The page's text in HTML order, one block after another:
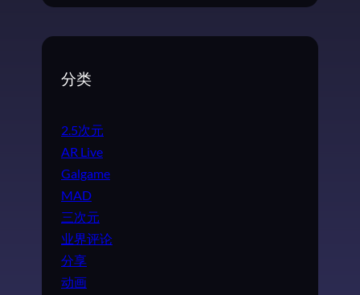
分类
2.5次元
AR Live
Galgame
MAD
三次元
业界评论
分享
动画